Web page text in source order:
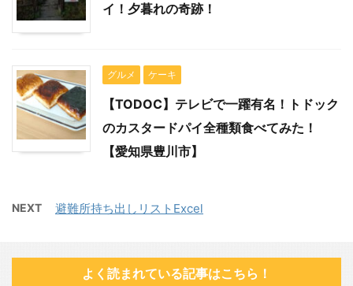
イ！夕暮れの奇跡！
グルメ ケーキ
【TODOC】テレビで一躍有名！トドック
のカスタードパイ全種類食べてみた！
【愛知県豊川市】
NEXT 避難所持ち出しリストExcel
よく読まれている記事はこちら！